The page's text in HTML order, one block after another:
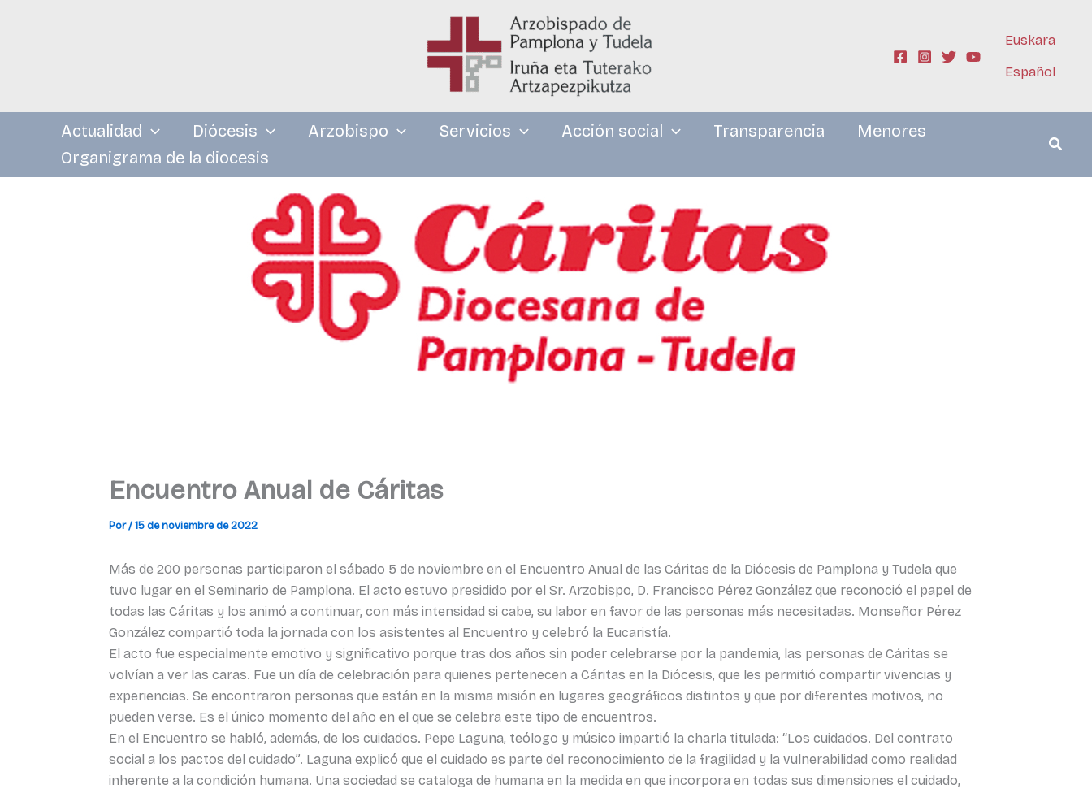
Euskara
Español
Actualidad Diócesis Arzobispo Servicios Acción social Transparencia
Menores
Organigrama de la diocesis
Encuentro Anual de Cáritas
Por/15 de noviembre de 2022
Más de 200 personas participaron el sábado 5 de noviembre en el Encuentro Anual de las Cáritas de la Diócesis de Pamplona y Tudela que
tuvo lugar en el Seminario de Pamplona. El acto estuvo presidido por el Sr. Arzobispo, D. Francisco Pérez González que reconoció el papel de
todas las Cáritas y los animó a continuar, con más intensidad si cabe, su labor en favor de las personas más necesitadas. Monseñor Pérez
González compartió toda la jornada con los asistentes al Encuentro y celebró la Eucaristía.
El acto fue especialmente emotivo y significativo porque tras dos años sin poder celebrarse por la pandemia, las personas de Cáritas se
volvían a ver las caras. Fue un día de celebración para quienes pertenecen a Cáritas en la Diócesis, que les permitió compartir vivencias y
experiencias. Se encontraron personas que están en la misma misión en lugares geográficos distintos y que por diferentes motivos, no
pueden verse. Es el único momento del año en el que se celebra este tipo de encuentros.
En el Encuentro se habló, además, de los cuidados. Pepe Laguna, teólogo y músico impartió la charla titulada: “Los cuidados. Del contrato
social a los pactos del cuidado”. Laguna explicó que el cuidado es parte del reconocimiento de la fragilidad y la vulnerabilidad como realidad
inherente a la condición humana. Una sociedad se cataloga de humana en la medida en que incorpora en todas sus dimensiones el cuidado,